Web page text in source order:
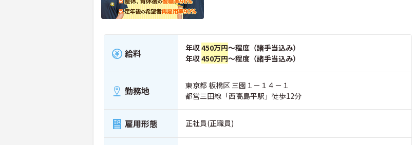
給料 年収450万円～程度（諸手当込み）
年収450万円～程度（諸手当込み）
勤務地
東京都 板橋区 三園１－１４－１
都営三田線「西高島平駅」徒歩12分
雇用形態 正社員(正職員)